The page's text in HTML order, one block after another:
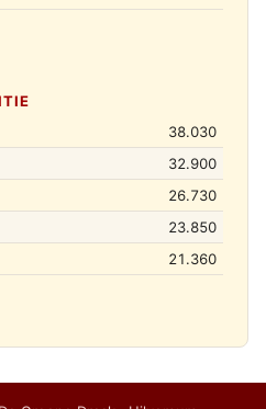
38.030
32.900
26.730
23.850
21.360